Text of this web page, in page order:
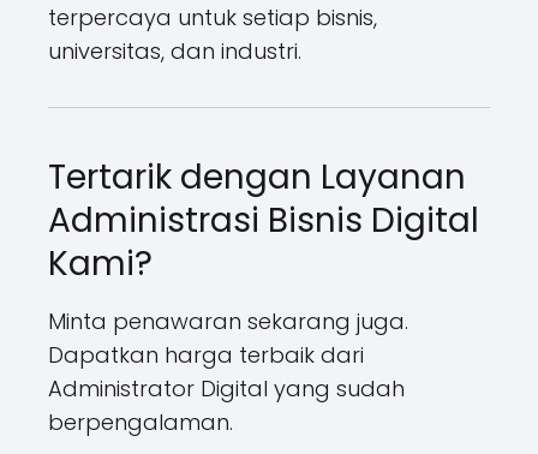
terpercaya untuk setiap bisnis,
universitas, dan industri.
Tertarik dengan Layanan
Administrasi Bisnis Digital
Kami?
Minta penawaran sekarang juga.
Dapatkan harga terbaik dari
Administrator Digital yang sudah
berpengalaman.